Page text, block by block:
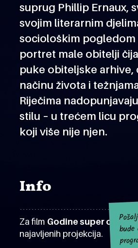
suprug Phillip Ernaux,
svojim literarnim
sociološkim pogledom
portret male obitelji
puke obiteljske arhive,
načinu života i
Riječima
stilu – u trećem licu
koji više nije njen.
Info
Za film Godine super osmice
najavljenih projekcija.